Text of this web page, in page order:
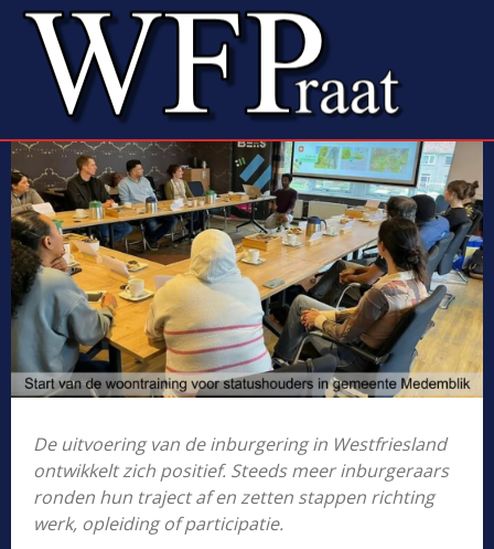
De uitvoering van de inburgering in Westfriesland
ontwikkelt zich positief. Steeds meer inburgeraars
ronden hun traject af en zetten stappen richting
werk, opleiding of participatie.